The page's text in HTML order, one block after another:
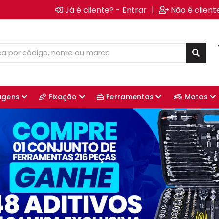
Já é cliente? - Entrar | Não é
Fixação Ferramentas Motos